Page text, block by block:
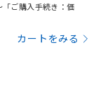
ご購入手続き：価
カートをみる